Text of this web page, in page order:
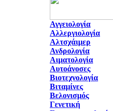
Αγγειολογία
Αλλεργιολογία
Αλτσχάιμερ
Ανδρολογία
Αιματολογία
Αυτοάνοσες
Βιοτεχνολογία
Βιταμίνες
Βελονισμός
Γενετική